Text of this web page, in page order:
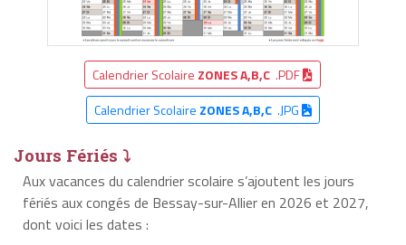
Calendrier Scolaire ZONES A,B,C .PDF
Calendrier Scolaire ZONES A,B,C.JPG
Jours Fériés ⤵
Aux vacances du calendrier scolaire s’ajoutent les jours
fériés aux congés de Bessay-sur-Allier en 2026 et 2027,
dont voici les dates :